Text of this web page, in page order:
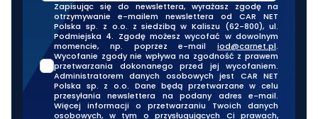
Zapisując się do newslettera, wyrażasz zgodę na
otrzymywanie e-mailem newslettera od CAR NET
Polska sp. z o.o. z siedzibą w Kaliszu (62-800), ul.
Podmiejska 4. Zgodę możesz wycofać w dowolnym
momencie, np. poprzez e-mail iod@carnet.pl.
Wycofanie zgody nie wpływa na zgodność z prawem
przetwarzania dokonanego przed jej wycofaniem.
Administratorem danych osobowych jest CAR NET
Polska sp. z o.o. Dane będą przetwarzane w celu
przesyłania newslettera na podany adres e-mail.
Więcej informacji o przetwarzaniu Twoich danych
osobowych, w tym o przysługujących Ci prawach,